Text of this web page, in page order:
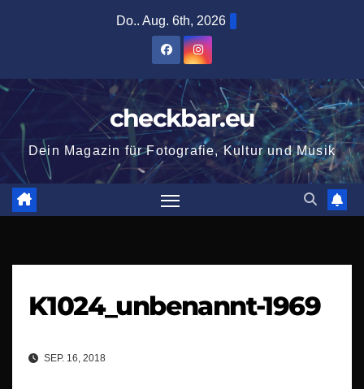
Do.. Aug. 6th, 2026
checkbar.eu
Dein Magazin für Fotografie, Kultur und Musik
K1024_unbenannt-1969
SEP. 16, 2018